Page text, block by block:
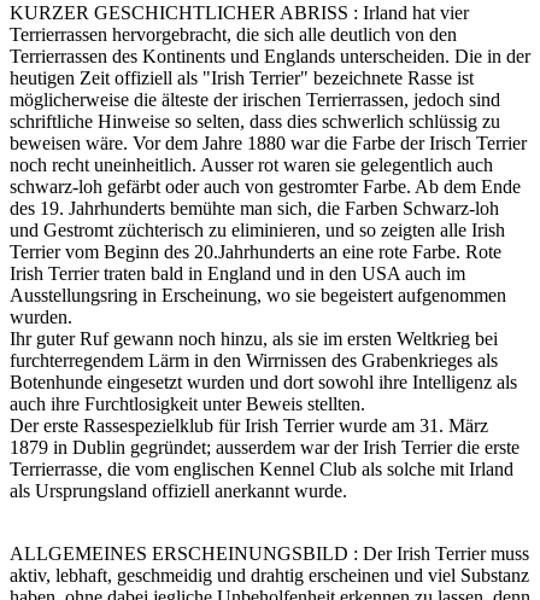
KURZER GESCHICHTLICHER ABRISS : Irland hat vier
Terrierrassen hervorgebracht, die sich alle deutlich von den
Terrierrassen des Kontinents und Englands unterscheiden. Die in der
heutigen Zeit offiziell als "Irish Terrier" bezeichnete Rasse ist
möglicherweise die älteste der irischen Terrierrassen, jedoch sind
schriftliche Hinweise so selten, dass dies schwerlich schlüssig zu
beweisen wäre. Vor dem Jahre 1880 war die Farbe der Irisch Terrier
noch recht uneinheitlich. Ausser rot waren sie gelegentlich auch
schwarz-loh gefärbt oder auch von gestromter Farbe. Ab dem Ende
des 19. Jahrhunderts bemühte man sich, die Farben Schwarz-loh
und Gestromt züchterisch zu eliminieren, und so zeigten alle Irish
Terrier vom Beginn des 20.Jahrhunderts an eine rote Farbe. Rote
Irish Terrier traten bald in England und in den USA auch im
Ausstellungsring in Erscheinung, wo sie begeistert aufgenommen
wurden.
Ihr guter Ruf gewann noch hinzu, als sie im ersten Weltkrieg bei
furchterregendem Lärm in den Wirrnissen des Grabenkrieges als
Botenhunde eingesetzt wurden und dort sowohl ihre Intelligenz als
auch ihre Furchtlosigkeit unter Beweis stellten.
Der erste Rassespezielklub für Irish Terrier wurde am 31. März
1879 in Dublin gegründet; ausserdem war der Irish Terrier die erste
Terrierrasse, die vom englischen Kennel Club als solche mit Irland
als Ursprungsland offiziell anerkannt wurde.
ALLGEMEINES ERSCHEINUNGSBILD : Der Irish Terrier muss
aktiv, lebhaft, geschmeidig und drahtig erscheinen und viel Substanz